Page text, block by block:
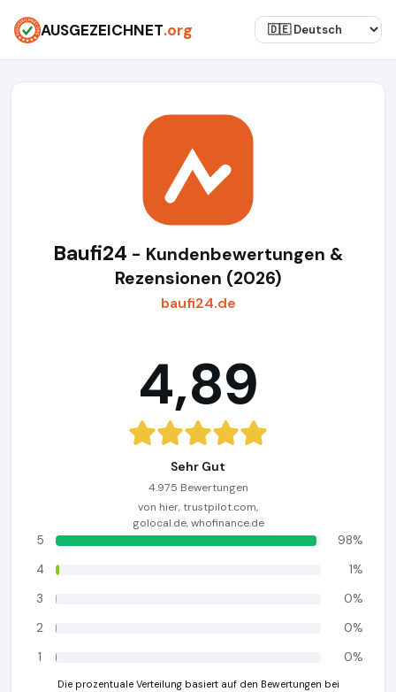
AUSGEZEICHNET.org
Baufi24 - Kundenbewertungen &
Rezensionen (2026)
baufi24.de
4,89
Sehr Gut
4.975 Bewertungen
von hier, trustpilot.com,
golocal.de, whofinance.de
5
98%
4
1%
3
0%
2
0%
1
0%
Die prozentuale Verteilung basiert auf den Bewertungen bei